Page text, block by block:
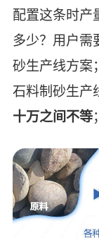
配置这条时产
多少？用户需
砂生产线方案
石料制砂生产
十万之间不等；